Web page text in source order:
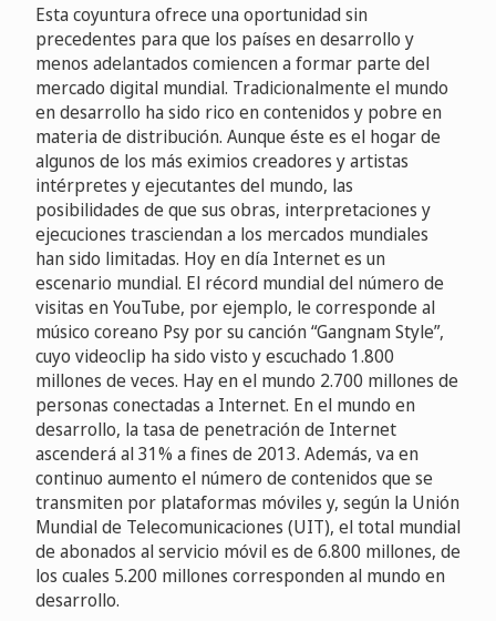
Esta coyuntura ofrece una oportunidad sin
precedentes para que los países en desarrollo y
menos adelantados comiencen a formar parte del
mercado digital mundial. Tradicionalmente el mundo
en desarrollo ha sido rico en contenidos y pobre en
materia de distribución. Aunque éste es el hogar de
algunos de los más eximios creadores y artistas
intérpretes y ejecutantes del mundo, las
posibilidades de que sus obras, interpretaciones y
ejecuciones trasciendan a los mercados mundiales
han sido limitadas. Hoy en día Internet es un
escenario mundial. El récord mundial del número de
visitas en YouTube, por ejemplo, le corresponde al
músico coreano Psy por su canción “Gangnam Style”,
cuyo videoclip ha sido visto y escuchado 1.800
millones de veces. Hay en el mundo 2.700 millones de
personas conectadas a Internet. En el mundo en
desarrollo, la tasa de penetración de Internet
ascenderá al 31% a fines de 2013. Además, va en
continuo aumento el número de contenidos que se
transmiten por plataformas móviles y, según la Unión
Mundial de Telecomunicaciones (UIT), el total mundial
de abonados al servicio móvil es de 6.800 millones, de
los cuales 5.200 millones corresponden al mundo en
desarrollo.